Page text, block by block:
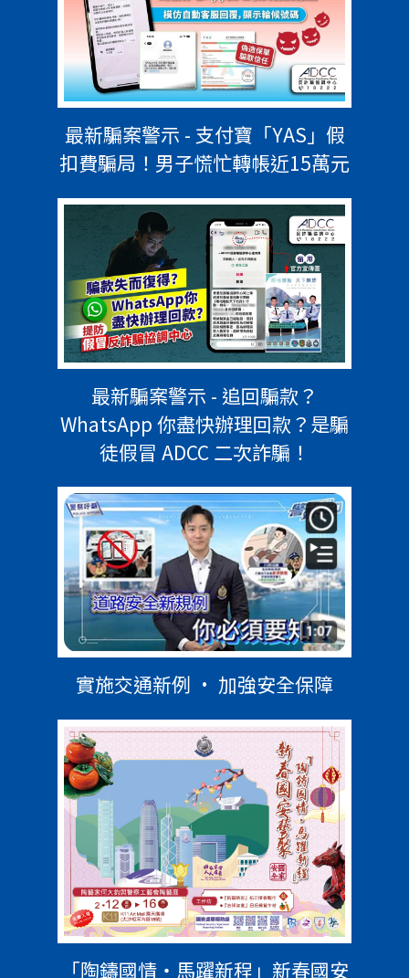
最新騙案警示 - 支付寶「YAS」假
扣費騙局！男子慌忙轉帳近15萬元
最新騙案警示 - 追回騙款？
WhatsApp 你盡快辦理回款？是騙
徒假冒 ADCC 二次詐騙！
實施交通新例 • 加強安全保障
「陶鑄國情‧馬躍新程」新春國安